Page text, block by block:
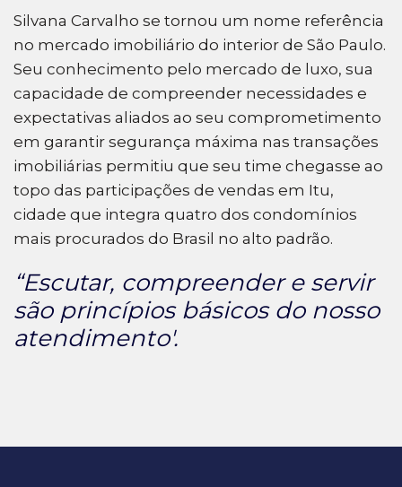
Silvana Carvalho se tornou um nome referência
no mercado imobiliário do interior de São Paulo.
Seu conhecimento pelo mercado de luxo, sua
capacidade de compreender necessidades e
expectativas aliados ao seu comprometimento
em garantir segurança máxima nas transações
imobiliárias permitiu que seu time chegasse ao
topo das participações de vendas em Itu,
cidade que integra quatro dos condomínios
mais procurados do Brasil no alto padrão.
“Escutar, compreender e servir
são princípios básicos do nosso
atendimento'.